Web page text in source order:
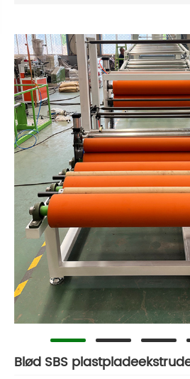
Blød SBS